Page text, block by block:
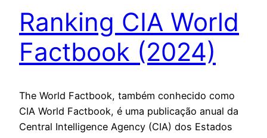
Ranking CIA World
Factbook (2024)
The World Factbook, também conhecido como
CIA World Factbook, é uma publicação anual da
Central Intelligence Agency (CIA) dos Estados